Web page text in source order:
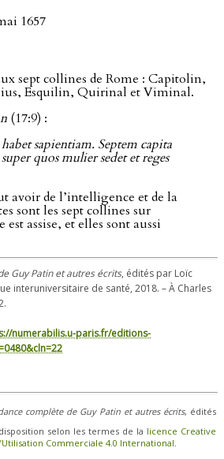
1657
sept collines de Rome : Capitolin,
Esquilin, Quirinal et Viminal.
(17:9) :
sapientiam. Septem capita
quos mulier sedet et reges
avoir de l’intelligence et de la
sont les sept collines sur
assise, et elles sont aussi
Guy Patin et autres écrits, édités par Loïc
interuniversitaire de santé, 2018. – À Charles
numerabilis.u-paris.fr/editions-
complète de Guy Patin et autres écrits, édités
selon les termes de la licence Creative
Commerciale 4.0 International.